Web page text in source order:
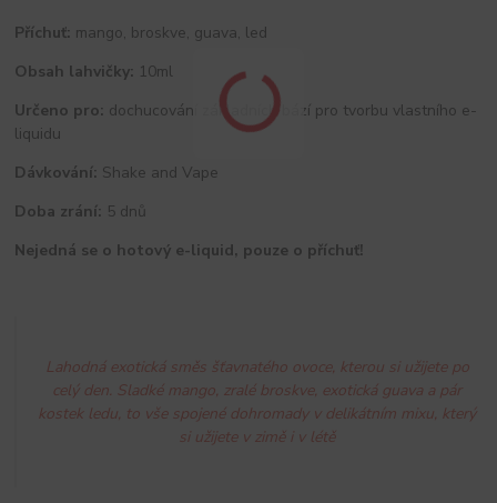
Příchuť: mango, broskve, guava, led
Obsah lahvičky: 10ml
Určeno pro: dochucování základních bází pro tvorbu vlastního e-
liquidu
Dávkování: Shake and Vape
Doba zrání: 5 dnů
Nejedná se o hotový e-liquid, pouze o příchuť!
Lahodná exotická směs šťavnatého ovoce, kterou si užijete po
celý den. Sladké mango, zralé broskve, exotická guava a pár
kostek ledu, to vše spojené dohromady v delikátním mixu, který
si užijete v zimě i v létě